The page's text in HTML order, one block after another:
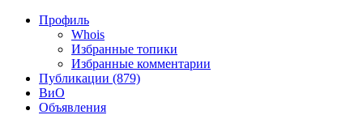
Профиль
Whois
Избранные топики
Избранные комментарии
Публикации (879)
ВиО
Объявления